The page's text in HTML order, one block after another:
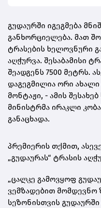
გუდაურში იგეგმება
განხორციელება. მათ
ტრასების ხელოვნური
აღჭურვა. შესაბამისი
შეადგენს 7500 მეტრს.
დაგეგმილია ორი
მონტაჟი, - ამის
მინისტრმა ირაკლი
განაცხადა.
პრემიერის თქმით,
„გუდაურას“ ტრასის
„ცალკე გამოვყოფ
ვემზადებით მომდევნო
სეზონისთვის